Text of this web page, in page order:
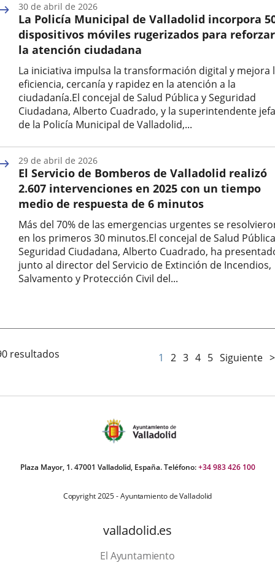
la
noticia
La Policía Municipal de Valladolid incorpora
dispositivos móviles rugerizados para reforzar
la atención ciudadana
La iniciativa impulsa la transformación digital y mejora
eficiencia, cercanía y rapidez en la atención a la
ciudadanía.El concejal de Salud Pública y Seguridad
Ciudadana, Alberto Cuadrado, y la superintendente jefa
de la Policía Municipal de Valladolid,...
la
noticia
30 de abril de 2026
El Servicio de Bomberos de Valladolid realizó
2.607 intervenciones en 2025 con un tiempo
medio de respuesta de 6 minutos
Más del 70% de las emergencias urgentes se
en los primeros 30 minutos.El concejal de Salud
Seguridad Ciudadana, Alberto Cuadrado, ha
junto al director del Servicio de Extinción de Incendios,
Salvamento y Protección Civil del...
noticia
29 de abril de 2026
resultados 1 2 3 4 5 Siguiente
Plaza Mayor, 1. 47001 Valladolid, España. Teléfono:+34 983 426 100
Copyright 2025 - Ayuntamiento de Valladolid
valladolid.es
El Ayuntamiento